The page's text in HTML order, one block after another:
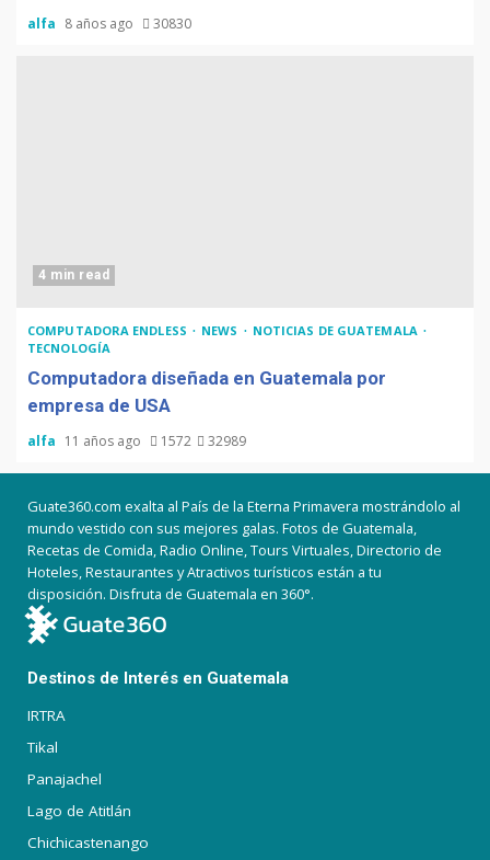
alfa 8 años ago 30830
4 min read
COMPUTADORA ENDLESS NEWS
NOTICIAS DE GUATEMALA
TECNOLOGÍA
Computadora diseñada en Guatemala por
empresa de USA
alfa 11 años ago 1572 32989
Guate360.com exalta al País de la Eterna Primavera mostrándolo al
mundo vestido con sus mejores galas. Fotos de Guatemala,
Recetas de Comida, Radio Online, Tours Virtuales, Directorio de
Hoteles, Restaurantes y Atractivos turísticos están a tu
disposición. Disfruta de Guatemala en 360°.
Destinos de Interés en Guatemala
IRTRA
Tikal
Panajachel
Lago de Atitlán
Chichicastenango